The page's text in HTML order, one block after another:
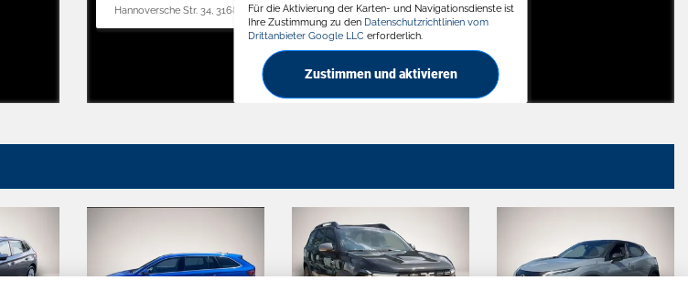
Hannoversche Str. 34, 31688 NienstädtFür die Aktivierung der Karten- und Navigationsdienste ist
Ihre Zustimmung zu den Datenschutzrichtlinien vom
Drittanbieter Google LLC erforderlich.
Zustimmen und aktivieren